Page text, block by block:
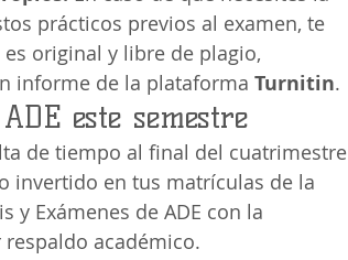
prácticos previos al examen, te
original y libre de plagio,
informe de la plataforma Turnitin.
este semestre
de tiempo al final del cuatrimestre
invertido en tus matrículas de la
y Exámenes de ADE con la
académico.